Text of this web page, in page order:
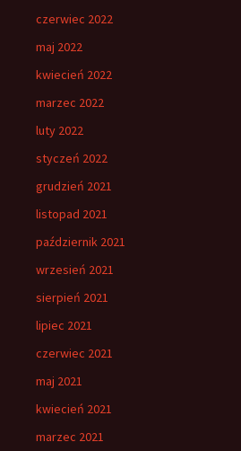
czerwiec 2022
maj 2022
kwiecień 2022
marzec 2022
luty 2022
styczeń 2022
grudzień 2021
listopad 2021
październik 2021
wrzesień 2021
sierpień 2021
lipiec 2021
czerwiec 2021
maj 2021
kwiecień 2021
marzec 2021